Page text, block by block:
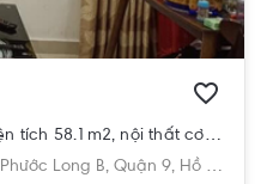
Căn hộ 9 View Apartment diện tích 58.1m2, nội thất cơ bản.
Phước Long B, Quận 9, Hồ Chí Minh